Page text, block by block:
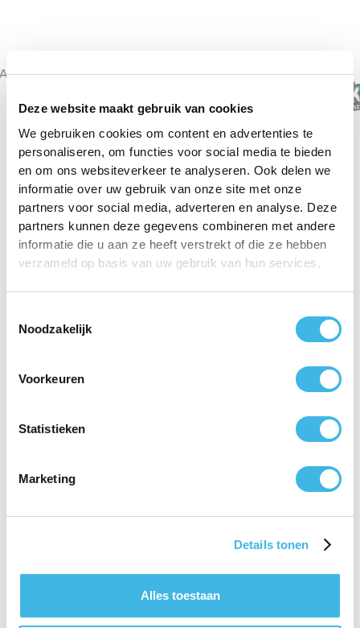
Deze website maakt gebruik van cookies
We gebruiken cookies om content en advertenties te
personaliseren, om functies voor social media te bieden
en om ons websiteverkeer te analyseren. Ook delen we
informatie over uw gebruik van onze site met onze
partners voor social media, adverteren en analyse. Deze
partners kunnen deze gegevens combineren met andere
informatie die u aan ze heeft verstrekt of die ze hebben
verzameld op basis van uw gebruik van hun services.
Noodzakelijk
Voorkeuren
Statistieken
Marketing
Details tonen
Alles toestaan
Barendrechters
vertrouwen ons voor hun
herstel
"Ik ben naar de fysio geweest voor mijn pols en
ik werd uitstekend geholpen. De mensen zijn
helpen. Hele fijne fysio!"
Luuk Verhagen